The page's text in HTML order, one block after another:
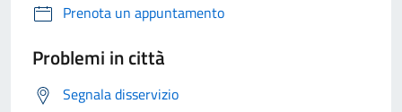
Prenota un appuntamento
Problemi in città
Segnala disservizio